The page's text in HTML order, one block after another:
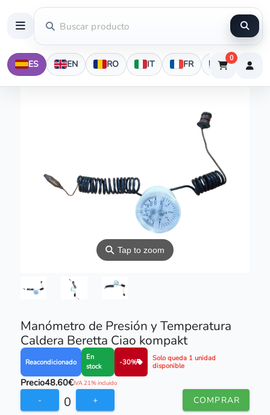
ES EN RO IT FR DE
0
⚲Tap to zoom
Manómetro de Presión y Temperatura
Caldera Beretta Ciao kompakt
Reacondicionado
En
stock
-30%
Solo queda 1 unidad
disponible
Precio48.60€IVA 21% incluido
- 0 + COMPRAR